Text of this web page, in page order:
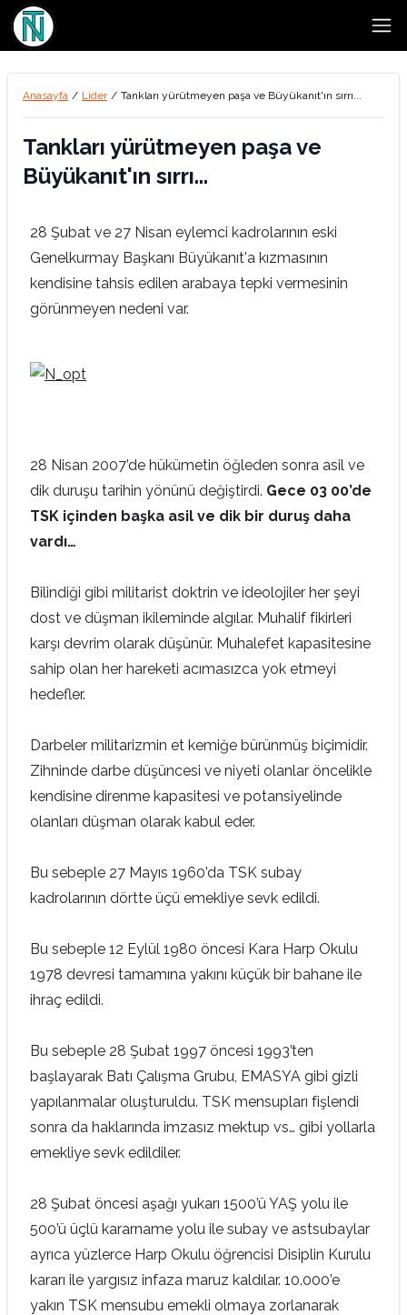
Anasayfa / Lider / Tankları yürütmeyen paşa ve Büyükanıt'ın sırrı...
Tankları yürütmeyen paşa ve
Büyükanıt'ın sırrı...
28 Şubat ve 27 Nisan eylemci kadrolarının eski
Genelkurmay Başkanı Büyükanıt'a kızmasının
kendisine tahsis edilen arabaya tepki vermesinin
görünmeyen nedeni var.
28 Nisan 2007’de hükümetin öğleden sonra asil ve
dik duruşu tarihin yönünü değiştirdi. Gece 03 00’de
TSK içinden başka asil ve dik bir duruş daha
vardı…
Bilindiği gibi militarist doktrin ve ideolojiler her şeyi
dost ve düşman ikileminde algılar. Muhalif fikirleri
karşı devrim olarak düşünür. Muhalefet kapasitesine
sahip olan her hareketi acımasızca yok etmeyi
hedefler.
Darbeler militarizmin et kemiğe bürünmüş biçimidir.
Zihninde darbe düşüncesi ve niyeti olanlar öncelikle
kendisine direnme kapasitesi ve potansiyelinde
olanları düşman olarak kabul eder.
Bu sebeple 27 Mayıs 1960’da TSK subay
kadrolarının dörtte üçü emekliye sevk edildi.
Bu sebeple 12 Eylül 1980 öncesi Kara Harp Okulu
1978 devresi tamamına yakını küçük bir bahane ile
ihraç edildi.
Bu sebeple 28 Şubat 1997 öncesi 1993’ten
başlayarak Batı Çalışma Grubu, EMASYA gibi gizli
yapılanmalar oluşturuldu. TSK mensupları fişlendi
sonra da haklarında imzasız mektup vs… gibi yollarla
emekliye sevk edildiler.
28 Şubat öncesi aşağı yukarı 1500’ü YAŞ yolu ile
500’ü üçlü kararname yolu ile subay ve astsubaylar
ayrıca yüzlerce Harp Okulu öğrencisi Disiplin Kurulu
kararı ile yargısız infaza maruz kaldılar. 10.000’e
yakın TSK mensubu emekli olmaya zorlanarak